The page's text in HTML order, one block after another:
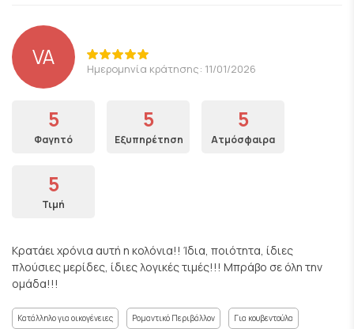
VA Ημερομηνία κράτησης: 11/01/2026
5
Φαγητό
5
Εξυπηρέτηση
5
Ατμόσφαιρα
5
Τιμή
Κρατάει χρόνια αυτή η κολόνια!! Ίδια, ποιότητα, ίδιες
πλούσιες μερίδες, ίδιες λογικές τιμές!!! Μπράβο σε όλη την
ομάδα!!!
Κατάλληλο για οικογένειες Ρομαντικό Περιβάλλον Για κουβεντούλα